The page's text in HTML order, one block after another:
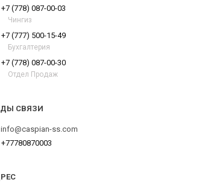
+7 (778) 087-00-03
Чингиз
+7 (777) 500-15-49
Бухгалтерия
+7 (778) 087-00-30
Отдел Продаж
info@caspian-ss.com
+77780870003